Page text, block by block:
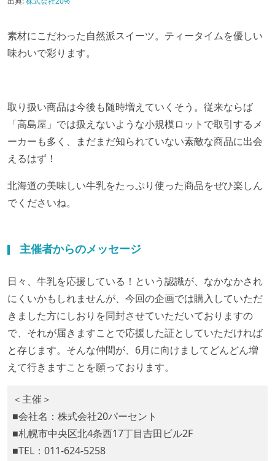
素材にこだわった自然派スイーツ。ティータイムを優しい
味わいで彩ります。
取り扱い商品は今後も随時増えていくそう。従来ならば
「高島屋」では扱えないような小規模ロットで取引するメ
ーカーも多く、まだまだ知られていない素敵な商品に出会
えるはず！
北海道の美味しい牛乳をたっぷり使った商品をぜひ楽しん
でくださいね。
主催者からのメッセージ
日々、牛乳を応援している！という認識が、なかなかされ
にくいかもしれませんが、今回の企画では購入していただ
きました方にしおりを同封させていただいておりますの
で、それが届きますことで応援した証としていただければ
と存じます。そんな仲間が、6月に向けましてどんどん増
えて行きますことを願っております。
＜主催＞
■会社名：株式会社20パーセント
■札幌市中央区北4条西17丁目吉田ビル2F
■TEL：011-624-5258